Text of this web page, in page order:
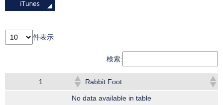
件表示
検索:
1 Rabbit Foot
No data available in table